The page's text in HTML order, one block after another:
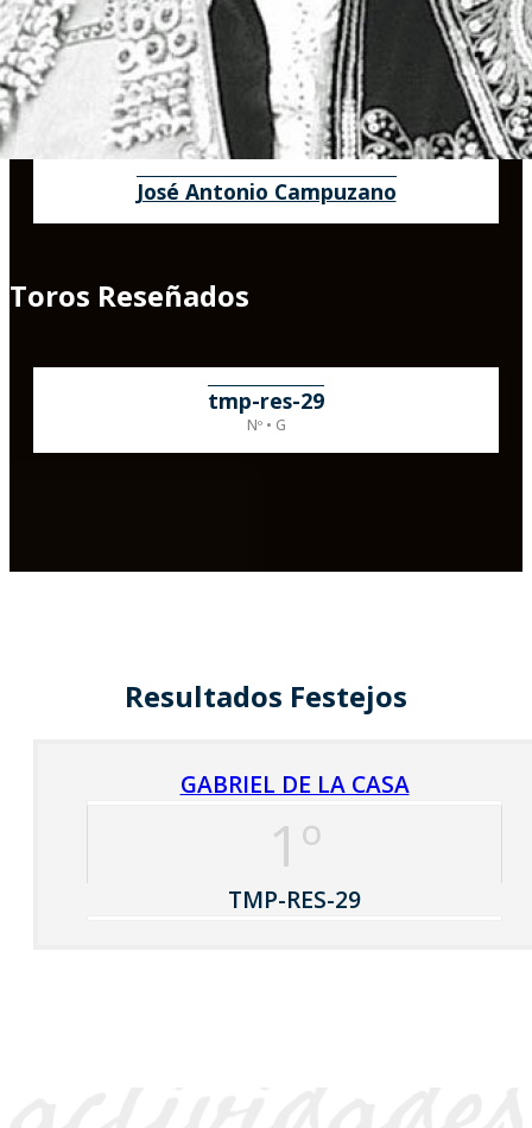
José Antonio Campuzano
Toros Reseñados
tmp-res-29
Nº • G
Resultados Festejos
GABRIEL DE LA CASA
1º
TMP-RES-29